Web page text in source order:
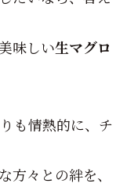
味しい生マグロ
も情熱的に、チ
々との絆を、